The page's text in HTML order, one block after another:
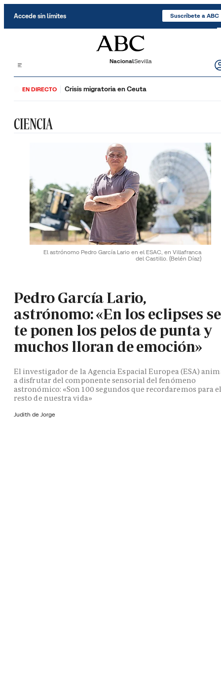
Accede sin límites Suscríbete a ABC
NacionalSevilla
EN DIRECTO Crisis migratoria en Ceuta
CIENCIA
El astrónomo Pedro García Lario en el ESAC, en Villafranca
del Castillo. (Belén Díaz)
Pedro García Lario,
astrónomo: «En los eclipses se
te ponen los pelos de punta y
muchos lloran de emoción»
El investigador de la Agencia Espacial Europea (ESA)
a disfrutar del componente sensorial del fenómeno
astronómico: «Son 100 segundos que recordaremos para
resto de nuestra vida»
Judith de Jorge